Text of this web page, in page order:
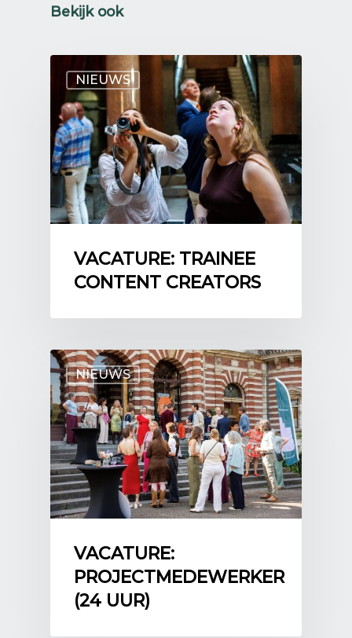
Bekijk ook
NIEUWS
VACATURE: TRAINEE
CONTENT CREATORS
NIEUWS
VACATURE:
PROJECTMEDEWERKER
(24 UUR)